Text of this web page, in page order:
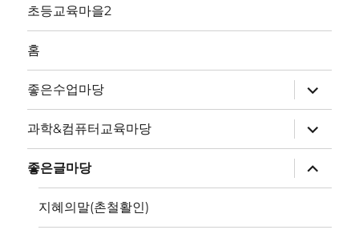
초등교육마을2
홈
좋은수업마당
하
위
메
뉴
확
장
과학&컴퓨터교육마당
하
위
메
뉴
확
장
좋은글마당
하
위
메
장
지혜의말(촌철활인)